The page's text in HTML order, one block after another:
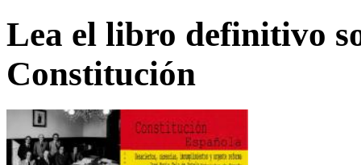
Lea el libro definitivo
Constitución